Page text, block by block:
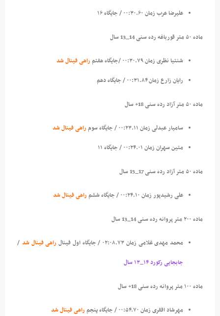
علیرضا عرب زمان ۰۰:۳۰.۶۰ / جایگاه ۱۶
ماده ۵۰ متر قورباغه رده سنی 14_13 سال
شنتیا نظری زمان ۰۰:۳۰.۷۹ /جایگاه هفتم
راهی فینال شد
رایان زارع زمان ۰۰:۳۱.۸۴ / جایگاه دهم
ماده ۵۰ متر آزاد رده سنی 18+ سال
سامیار عبدلی زمان ۰۰:۲۳.۱۱ / جایگاه سوم
راهی فینال شد
متین سهران زمان ۰۰:۲۴.۰۱ / جایگاه ۱۱
ماده ۵۰ متر آزاد رده سنی 17_15 سال
علی رشیدپور زمان ۰۰:۲۴.۱۰ / جایگاه ششم راهی فینال شد
ماده ۲۰۰ متر پروانه رده سنی 14_13 سال
محمد مهدی غلامی زمان ۰۲:۰۸.۷۳ / جایگاه اول فینال راهی فینال شد
جابجایی رکورد ۱۴_۱۳ سال
ماده ۱۰۰ متر پروانه رده سنی 18+ سال
مهرشاد افقری زمان ۰۰:۵۴.۷۰ / جایگاه پنجم راهی فینال شد